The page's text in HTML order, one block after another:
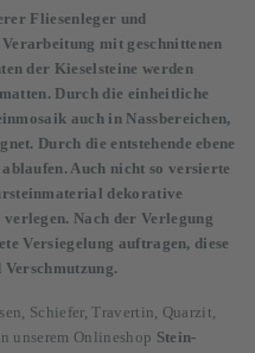
Fliesenleger und
mit geschnittenen
der Kieselsteine werden
Durch die einheitliche
auch in Nassbereichen,
Durch die entstehende ebene
Auch nicht so versierte
dekorative
Nach der Verlegung
Versiegelung auftragen, diese
Schiefer, Travertin, Quarzit,
unserem Onlineshop Stein-